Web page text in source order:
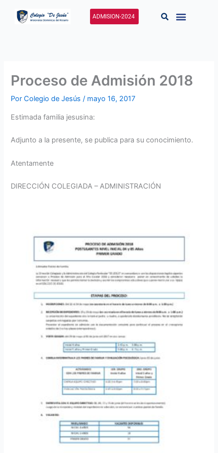
ADMISION-2024
Proceso de Admisión 2018
PorColegio de Jesús/ mayo 16, 2017
Estimada familia jesusina:
Adjunto a la presente, se publica para su conocimiento.
Atentamente
DIRECCIÓN COLEGIADA – ADMINISTRACIÓN